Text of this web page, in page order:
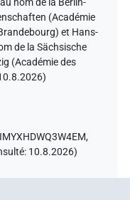
nom de la Berlin-
(Académie
et Hans-
de la Sächsische
(Académie des
)
: 10.8.2026)